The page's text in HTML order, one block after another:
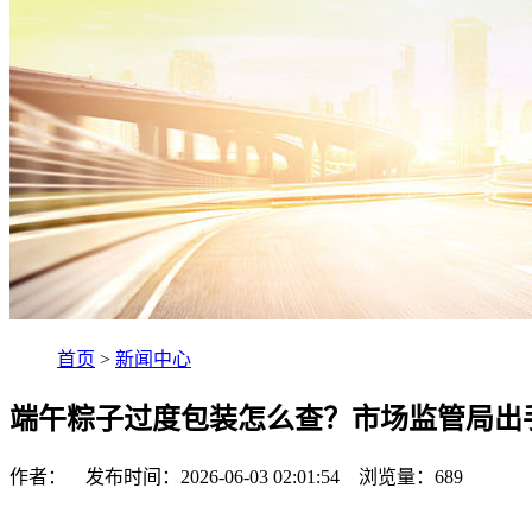
首页 > 新闻中心
端午粽子过度包装怎么查？市场监管局出
作者： 发布时间：2026-06-03 02:01:54 浏览量： 689